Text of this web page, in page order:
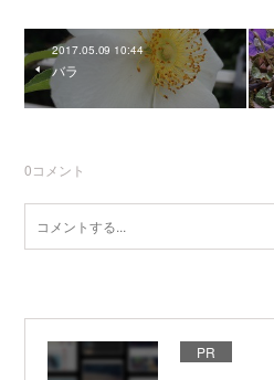
2017.05.09 10:44
バラ
0コメント
PR